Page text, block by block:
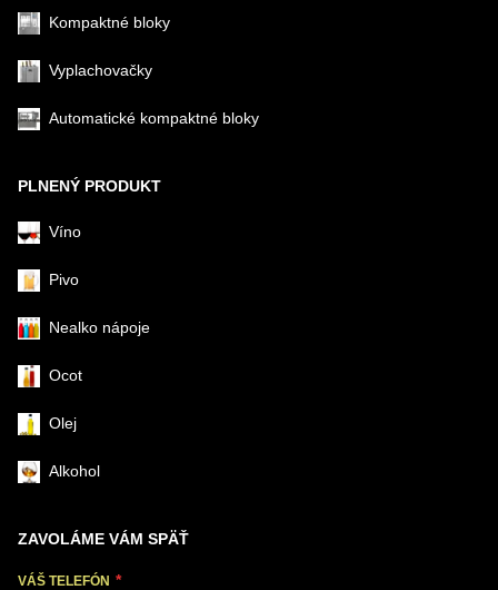
Kompaktné bloky
Vyplachovačky
Automatické kompaktné bloky
PLNENÝ PRODUKT
Víno
Pivo
Nealko nápoje
Ocot
Olej
Alkohol
ZAVOLÁME VÁM SPÄŤ
VÁŠ TELEFÓN